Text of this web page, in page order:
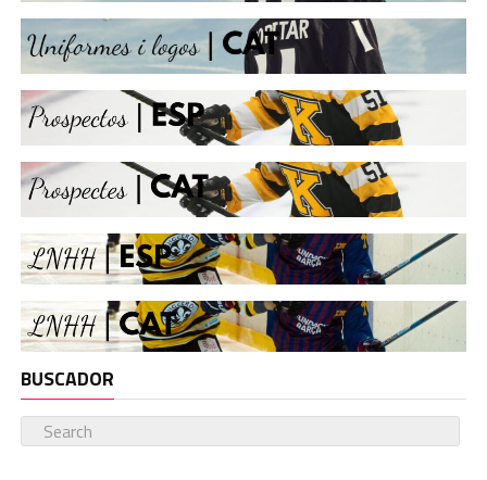
BUSCADOR